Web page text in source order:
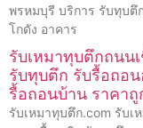
พรหมบุรี บริการ รับทุบตึ
โกดัง อาคาร
รับเหมาทุบตึกถนนเ
รับทุบตึก รับรื้อถอน
รื้อถอนบ้าน ราคาถู
รับเหมาทุบตึก.com รับเ